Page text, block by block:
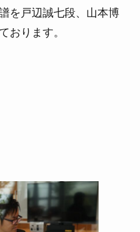
を戸辺誠七段、山本博
おります。